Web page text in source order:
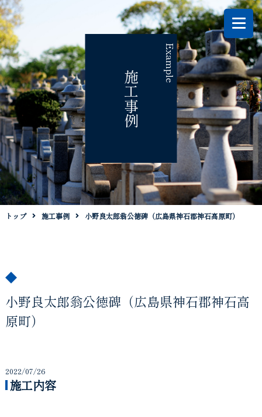
Example
施工事例
トップ 施工事例 小野良太郎翁公徳碑（広島県神石郡神石高原町）
小野良太郎翁公徳碑（広島県神石郡神石高
原町）
2022/07/26
施工内容